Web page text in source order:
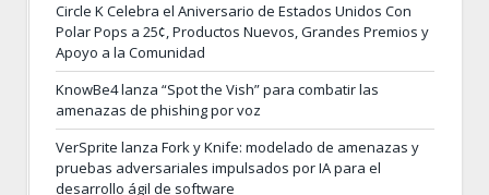
Circle K Celebra el Aniversario de Estados Unidos Con
Polar Pops a 25¢, Productos Nuevos, Grandes Premios y
Apoyo a la Comunidad
KnowBe4 lanza “Spot the Vish” para combatir las
amenazas de phishing por voz
VerSprite lanza Fork y Knife: modelado de amenazas y
pruebas adversariales impulsados por IA para el
desarrollo ágil de software